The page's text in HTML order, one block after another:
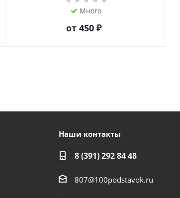
Много
от 450 ₽
Наши контакты
8 (391) 292 84 48
807@100podstavok.ru